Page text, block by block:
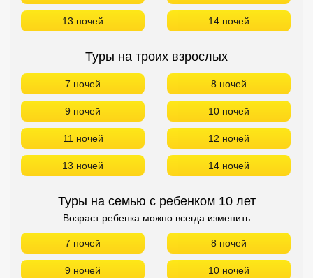
13 ночей 14 ночей
Туры на троих взрослых
7 ночей 8 ночей
9 ночей 10 ночей
11 ночей 12 ночей
13 ночей 14 ночей
Туры на семью с ребенком 10 лет
Возраст ребенка можно всегда изменить
7 ночей 8 ночей
9 ночей 10 ночей